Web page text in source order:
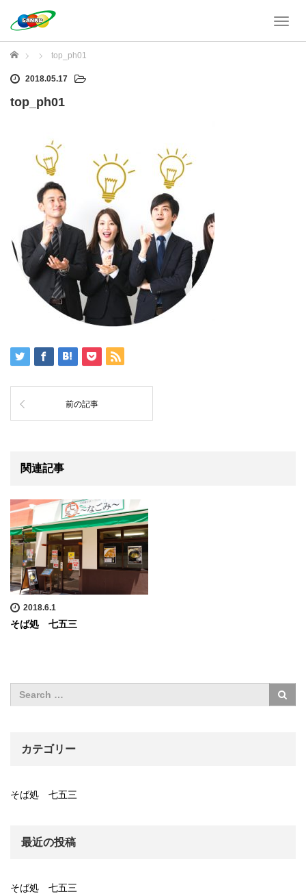
T
ホーム top_ph01
2018.05.17
top_ph01
前の記事
関連記事
2018.6.1
そば処 七五三
カテゴリー
そば処 七五三
最近の投稿
そば処 七五三